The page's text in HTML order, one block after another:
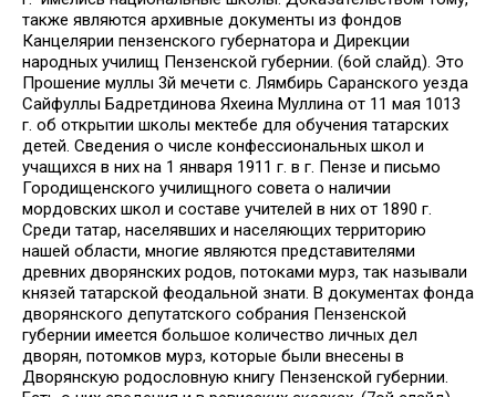
также являются архивные документы из фондов
Канцелярии пензенского губернатора и Дирекции
народных училищ Пензенской губернии. (6ой слайд). Это
Прошение муллы 3й мечети с. Лямбирь Саранского уезда
Сайфуллы Бадретдинова Яхеина Муллина от 11 мая 1013
г. об открытии школы мектебе для обучения татарских
детей. Сведения о числе конфессиональных школ и
учащихся в них на 1 января 1911 г. в г. Пензе и письмо
Городищенского училищного совета о наличии
мордовских школ и составе учителей в них от 1890 г.
Среди татар, населявших и населяющих территорию
нашей области, многие являются представителями
древних дворянских родов, потоками мурз, так называли
князей татарской феодальной знати. В документах фонда
дворянского депутатского собрания Пензенской
губернии имеется большое количество личных дел
дворян, потомков мурз, которые были внесены в
Дворянскую родословную книгу Пензенской губернии.